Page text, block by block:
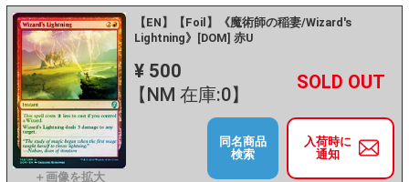
【EN】【Foil】《魔術師の稲妻/Wizard's
Lightning》[DOM] 赤U
¥ 500
【NM 在庫:0】
－ +
入荷時に
通知
同名商品
検索